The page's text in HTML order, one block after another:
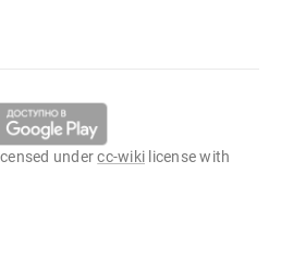
undercc-wiki license with